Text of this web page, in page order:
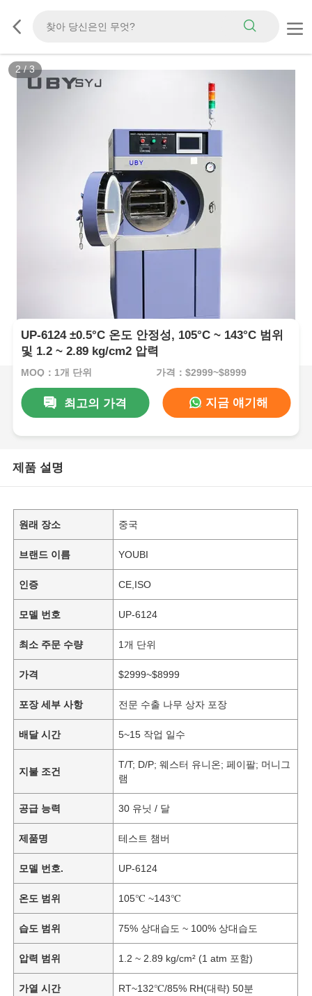
2/3
UP-6124 ±0.5°C 온도 안정성, 105°C ~ 143°C 범위
및 1.2 ~ 2.89 kg/cm2 압력
MOQ：1개 단위 가격：$2999~$8999
최고의 가격 지금 얘기해
제품 설명
원래 장소 중국
브랜드 이름 YOUBI
인증 CE,ISO
모델 번호 UP-6124
최소 주문 수량 1개 단위
가격 $2999~$8999
포장 세부 사항 전문 수출 나무 상자 포장
배달 시간 5~15 작업 일수
지불 조건
T/T; D/P; 웨스터 유니온; 페이팔; 머니그
램
공급 능력 30 유닛 / 달
제품명 테스트 챔버
모델 번호. UP-6124
온도 범위 105℃ ~143℃
습도 범위 75% 상대습도 ~ 100% 상대습도
압력 범위 1.2 ~ 2.89 kg/cm² (1 atm 포함)
가열 시간 RT~132℃/85% RH(대략) 50분